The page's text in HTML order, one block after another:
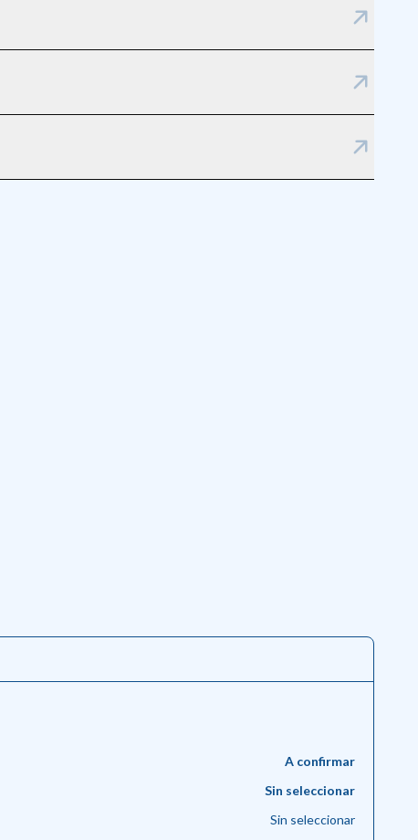
A confirmar
Sin seleccionar
Sin seleccionar